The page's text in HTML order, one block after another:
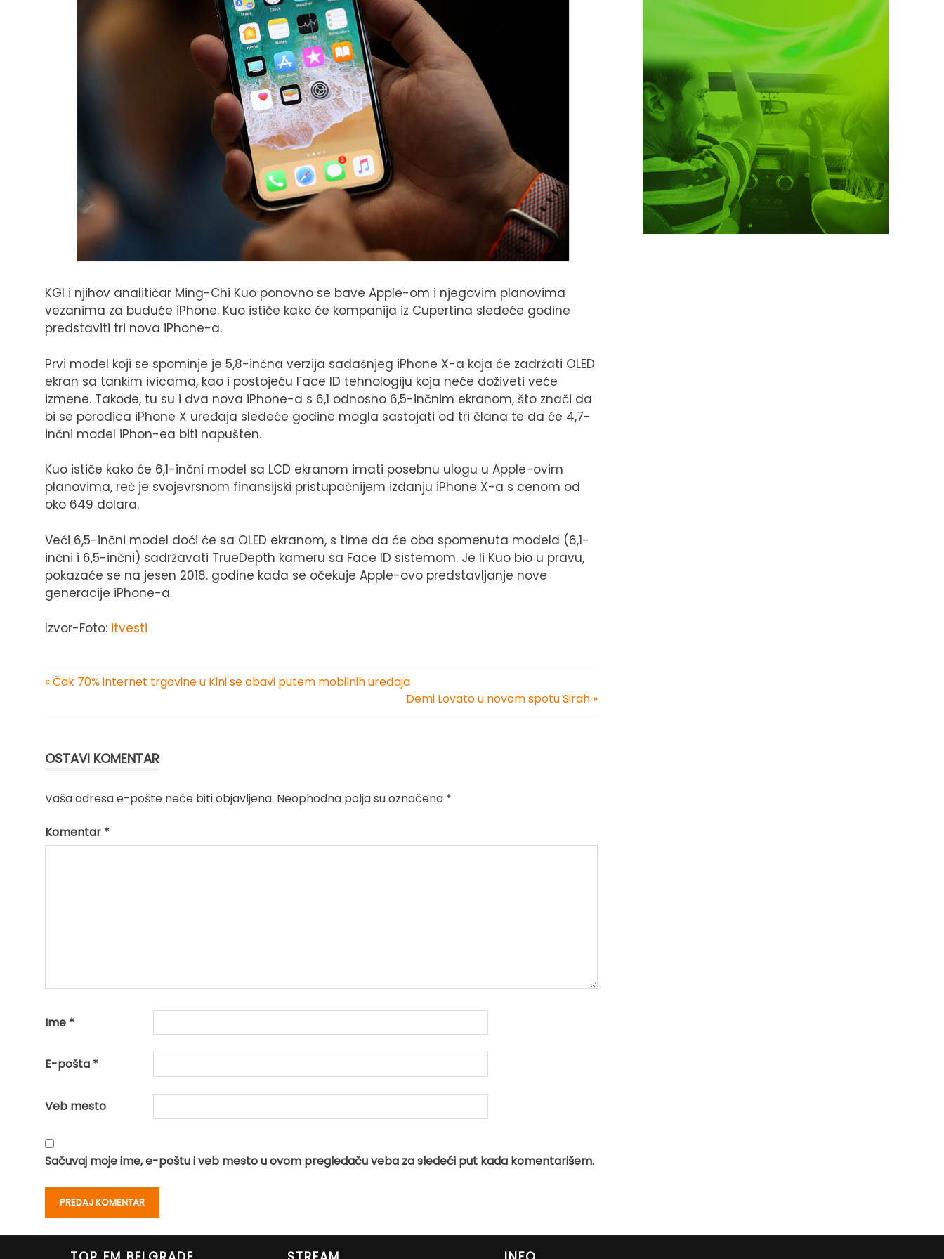
KGI i njihov analitičar Ming-Chi Kuo ponovno se bave Apple-om i njegovim planovima
vezanima za buduće iPhone. Kuo ističe kako će kompanija iz Cupertina sledeće godine
predstaviti tri nova iPhone-a.
Prvi model koji se spominje je 5,8-inčna verzija sadašnjeg iPhone X-a koja će zadržati OLED
ekran sa tankim ivicama, kao i postojeću Face ID tehnologiju koja neće doživeti veće
izmene. Takođe, tu su i dva nova iPhone-a s 6,1 odnosno 6,5-inčnim ekranom, što znači da
bi se porodica iPhone X uređaja sledeće godine mogla sastojati od tri člana te da će 4,7-
inčni model iPhon-ea biti napušten.
Kuo ističe kako će 6,1-inčni model sa LCD ekranom imati posebnu ulogu u Apple-ovim
planovima, reč je svojevrsnom finansijski pristupačnijem izdanju iPhone X-a s cenom od
oko 649 dolara.
Veći 6,5-inčni model doći će sa OLED ekranom, s time da će oba spomenuta modela (6,1-
inčni i 6,5-inčni) sadržavati TrueDepth kameru sa Face ID sistemom. Je li Kuo bio u pravu,
pokazaće se na jesen 2018. godine kada se očekuje Apple-ovo predstavljanje nove
generacije iPhone-a.
Izvor-Foto: itvesti
« Čak 70% internet trgovine u Kini se obavi putem mobilnih uređaja
Demi Lovato u novom spotu Sirah »
OSTAVI KOMENTAR
Vaša adresa e-pošte neće biti objavljena. Neophodna polja su označena *
Komentar *
Ime *
E-pošta *
Veb mesto
Sačuvaj moje ime, e-poštu i veb mesto u ovom pregledaču veba za sledeći put kada komentarišem.